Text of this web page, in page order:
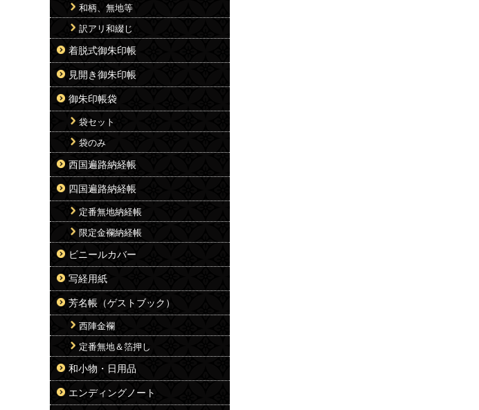
和柄、無地等
訳アリ和綴じ
着脱式御朱印帳
見開き御朱印帳
御朱印帳袋
袋セット
袋のみ
西国遍路納経帳
四国遍路納経帳
定番無地納経帳
限定金襴納経帳
ビニールカバー
写経用紙
芳名帳（ゲストブック）
西陣金襴
定番無地＆箔押し
和小物・日用品
エンディングノート